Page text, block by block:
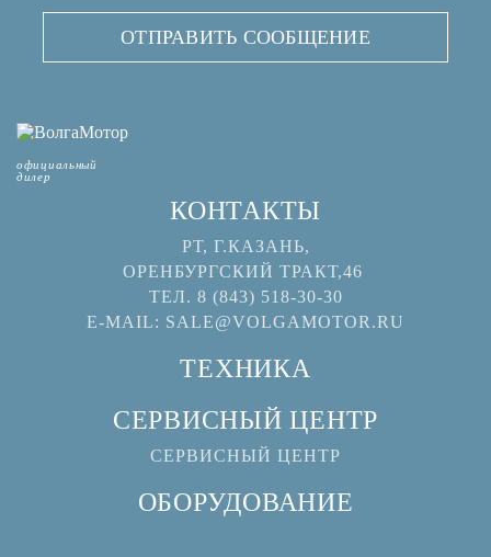
ОТПРАВИТЬ СООБЩЕНИЕ
официальный
дилер
КОНТАКТЫ
РТ, Г.КАЗАНЬ,
ОРЕНБУРГСКИЙ ТРАКТ,46
ТЕЛ. 8 (843) 518-30-30
Е-MAIL: SALE@VOLGAMOTOR.RU
ТЕХНИКА
СЕРВИСНЫЙ ЦЕНТР
СЕРВИСНЫЙ ЦЕНТР
ОБОРУДОВАНИЕ